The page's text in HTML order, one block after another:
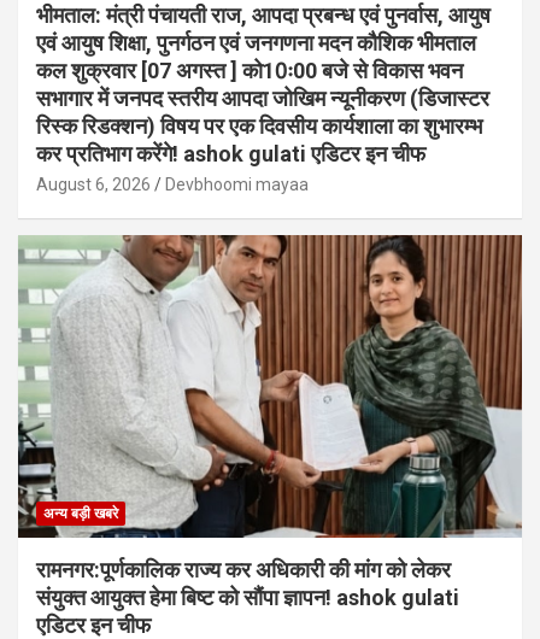
भीमताल: मंत्री पंचायती राज, आपदा प्रबन्ध एवं पुनर्वास, आयुष
एवं आयुष शिक्षा, पुनर्गठन एवं जनगणना मदन कौशिक भीमताल
कल शुक्रवार [07 अगस्त ] को10ः00 बजे से विकास भवन
सभागार में जनपद स्तरीय आपदा जोखिम न्यूनीकरण (डिजास्टर
रिस्क रिडक्शन) विषय पर एक दिवसीय कार्यशाला का शुभारम्भ
कर प्रतिभाग करेंगे! ashok gulati एडिटर इन चीफ
August 6, 2026 Devbhoomi mayaa
अन्य बड़ी खबरे
रामनगर:पूर्णकालिक राज्य कर अधिकारी की मांग को लेकर
संयुक्त आयुक्त हेमा बिष्ट को सौंपा ज्ञापन! ashok gulati
एडिटर इन चीफ